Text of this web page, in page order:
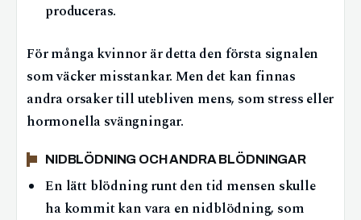
produceras.
För många kvinnor är detta den första signalen
som väcker misstankar. Men det kan finnas
andra orsaker till utebliven mens, som stress eller
hormonella svängningar.
NIDBLÖDNING OCH ANDRA BLÖDNINGAR
En lätt blödning runt den tid mensen skulle
ha kommit kan vara en nidblödning, som